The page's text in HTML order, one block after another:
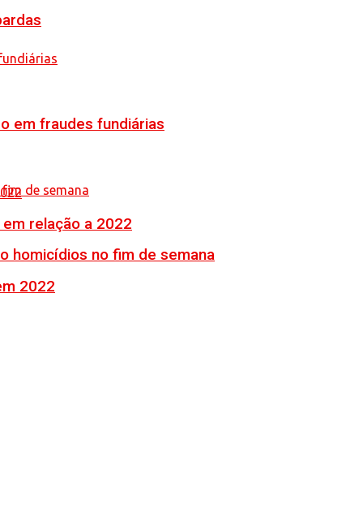
em fraudes fundiárias
homicídios no fim de semana
relação a 2022
2022